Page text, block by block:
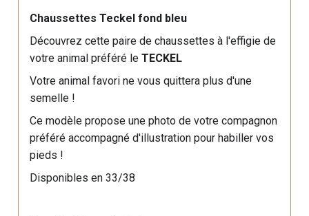
Chaussettes Teckel fond bleu
Découvrez cette paire de chaussettes à l'effigie de
votre animal préféré leTECKEL
Votre animal favori ne vous quittera plus d'une
semelle !
Ce modèle propose une photo de votre compagnon
préféré accompagné d'illustration pour habiller vos
pieds !
Disponibles en 33/38